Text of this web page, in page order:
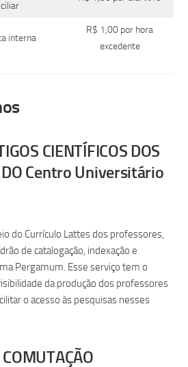
interna
R$ 1,00 por hora
excedente
CIENTÍFICOS DOS
DO Centro Universitário
do Currículo Lattes dos professores,
de catalogação, indexação e
Pergamum. Esse serviço tem o
da produção dos professores
o acesso às pesquisas nesses